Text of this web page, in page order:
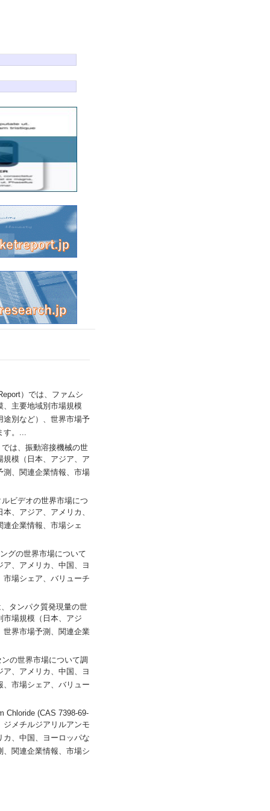
）では、ファムシ
、主要地域別市場規模
途別など）、世界市場予
す。...
は、振動溶接機械の世
模（日本、アジア、ア
測、関連企業情報、市場
ビデオの世界市場につ
、アジア、アメリカ、
企業情報、市場シェ
グの世界市場について
、アメリカ、中国、ヨ
場シェア、バリューチ
タンパク質発現量の世
場規模（日本、アジ
世界市場予測、関連企業
の世界市場について調
、アメリカ、中国、ヨ
市場シェア、バリュー
Chloride (CAS 7398-69-
メチルジアリルアンモ
、中国、ヨーロッパな
関連企業情報、市場シ